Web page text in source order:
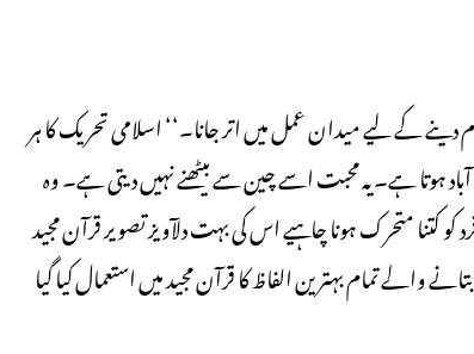
کے لیے میدان عمل میں اتر جانا۔‘‘ اسلامی تحریک کا ہر
ہے۔ یہ محبت اسے چین سے بیٹھنے نہیں دیتی ہے۔ وہ
متحرک ہونا چاہیے اس کی بہت دلآویز تصویر قرآن مجید
والے تمام بہترین الفاظ کا قرآن مجید میں استعمال کیا گیا